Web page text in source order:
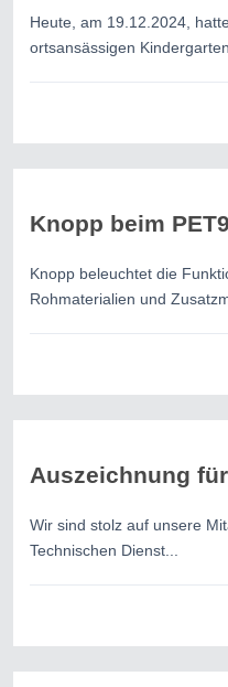
Heute, am 19.12.2024,
ortsansässigen
Knopp beim
Knopp beleuchtet die
Rohmaterialien und
Auszeichnung
Wir sind stolz auf unsere
Technischen Dienst...